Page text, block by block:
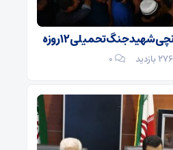
شهید جنگ تحمیلی ۱۲ روزه
۰